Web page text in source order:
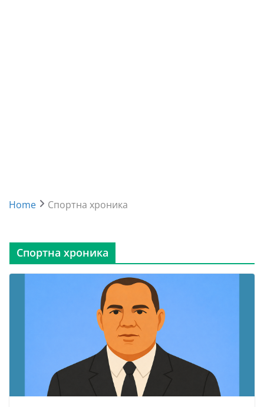
Home Спортна хроника
Спортна хроника